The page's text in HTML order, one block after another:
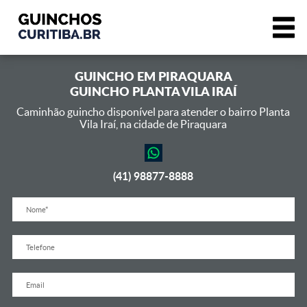
GUINCHO EM PIRAQUARA
GUINCHO PLANTA VILA IRAÍ
Caminhão guincho disponível para atender o bairro Planta
Vila Iraí, na cidade de Piraquara
(41) 98877-8888